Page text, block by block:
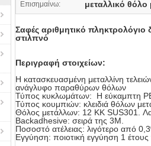
Επισημαίνω: μεταλλικό
Σαφές αριθμητικό
στιλπνό
Περιγραφή στοιχείων:
Η κατασκευασμένη μεταλλίνη
ανάγλυφο παραθύρων θόλων
Τύπος κυκλωμάτων: Η εύκαμπτη
Τύπος κουμπιών: κλειδιά θόλων
Θόλος μετάλλων: 12 ΚΚ SUS301.
Backadhesive: σειρά της 3M.
Ποσοστό ατέλειας: λιγότερο από
Εγγύηση: ποιοτική εγγύηση 1